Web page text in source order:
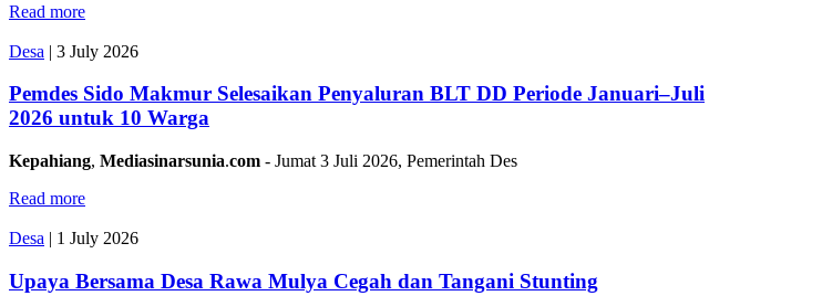
Read more
Desa | 3 July 2026
Pemdes Sido Makmur Selesaikan Penyaluran BLT DD Periode Januari–Juli
2026 untuk 10 Warga
Kepahiang, Mediasinarsunia.com - Jumat 3 Juli 2026, Pemerintah Des
Read more
Desa | 1 July 2026
Upaya Bersama Desa Rawa Mulya Cegah dan Tangani Stunting